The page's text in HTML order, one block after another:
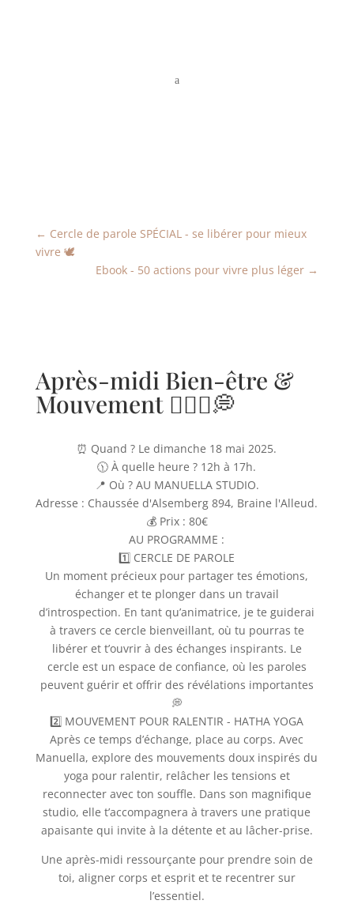
a
← Cercle de parole SPÉCIAL - se libérer pour mieux
vivre 🕊
Ebook - 50 actions pour vivre plus léger →
Après-midi Bien-être &
Mouvement 🧘🏻‍♀️💭
⏰ Quand ? Le dimanche 18 mai 2025.
🕦 À quelle heure ? 12h à 17h.
📍 Où ? AU MANUELLA STUDIO.
Adresse : Chaussée d'Alsemberg 894, Braine l'Alleud.
💰 Prix : 80€
AU PROGRAMME :
1️⃣ CERCLE DE PAROLE
Un moment précieux pour partager tes émotions,
échanger et te plonger dans un travail
d’introspection. En tant qu’animatrice, je te guiderai
à travers ce cercle bienveillant, où tu pourras te
libérer et t’ouvrir à des échanges inspirants. Le
cercle est un espace de confiance, où les paroles
peuvent guérir et offrir des révélations importantes
💭
2️⃣ MOUVEMENT POUR RALENTIR - HATHA YOGA
Après ce temps d’échange, place au corps. Avec
Manuella, explore des mouvements doux inspirés du
yoga pour ralentir, relâcher les tensions et
reconnecter avec ton souffle. Dans son magnifique
studio, elle t’accompagnera à travers une pratique
apaisante qui invite à la détente et au lâcher-prise.
Une après-midi ressourçante pour prendre soin de
toi, aligner corps et esprit et te recentrer sur
l’essentiel.